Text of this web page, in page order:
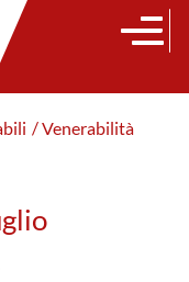
/ Venerabilità